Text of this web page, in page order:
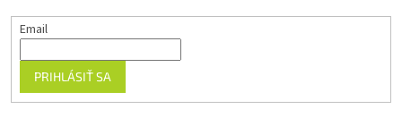
Email
PRIHLÁSIŤ SA